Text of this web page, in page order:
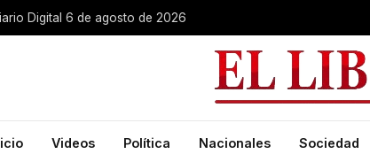
Digital 6 de agosto de 2026
Videos Política Nacionales Sociedad